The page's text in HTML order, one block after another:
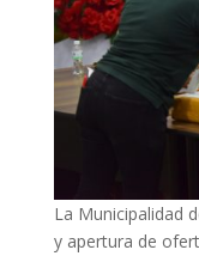
La Municipalidad
y apertura de